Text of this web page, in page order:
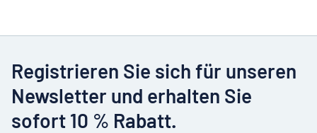
Registrieren Sie sich für unseren
Newsletter und erhalten Sie
sofort 10 % Rabatt.